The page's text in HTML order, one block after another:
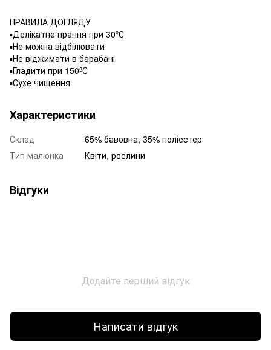
ПРАВИЛА ДОГЛЯДУ
▪️Делікатне прання при 30ºС
▪️Не можна відбілювати
▪️Не віджимати в барабані
▪️Гладити при 150ºС
▪️Сухе чищення
Характеристики
Склад
65% бавовна, 35% поліестер
Тип малюнка
Квіти, рослини
Відгуки
Додайте перший відгук
Написати відгук